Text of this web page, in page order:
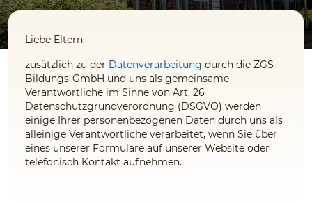
Liebe Eltern,
zusätzlich zu der Datenverarbeitung durch die ZGS
Bildungs-GmbH und uns als gemeinsame
Verantwortliche im Sinne von Art. 26
Datenschutzgrundverordnung (DSGVO) werden
einige Ihrer personenbezogenen Daten durch uns als
alleinige Verantwortliche verarbeitet, wenn Sie über
eines unserer Formulare auf unserer Website oder
telefonisch Kontakt aufnehmen.